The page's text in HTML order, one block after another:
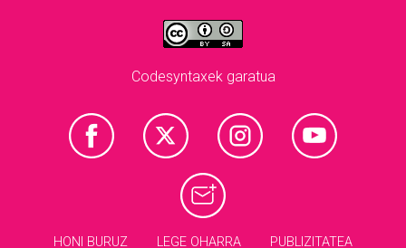
Codesyntaxek garatua
HONI BURUZ LEGE OHARRA PUBLIZITATEA